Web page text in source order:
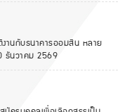
านกับธนาคารออมสิน หลาย
ธันวาคม 2569